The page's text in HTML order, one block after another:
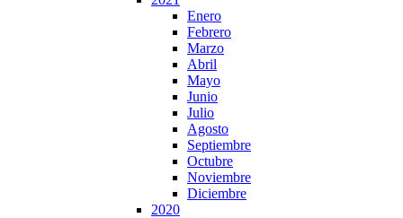
Enero
Febrero
Marzo
Abril
Mayo
Junio
Julio
Agosto
Septiembre
Octubre
Noviembre
Diciembre
2020